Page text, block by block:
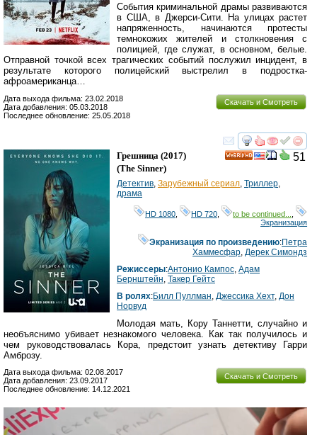
События криминальной драмы развиваются
в США, в Джерси-Сити. На улицах растет
напряженность, начинаются протесты
темнокожих жителей и столкновения с
полицией, где служат, в основном, белые.
Отправной точкой всех трагических событий послужил инцидент, в
результате которого полицейский выстрелил в подростка-
афроамериканца…
Скачать и Смотреть
Дата выхода фильма: 23.02.2018
Дата добавления: 05.03.2018
Последнее обновление: 25.05.2018
смотреть
51
Грешница (2017)
(The Sinner)
Детектив Зарубежный сериал Триллер
драма
HD 1080 HD 720 to be continued...
Экранизация
Экранизация по произведению:Петра
Хаммесфар Дерек Симондз
Режиссеры:Антонио Кампос Адам
Бернштейн Такер Гейтс
В ролях:Билл Пуллман Джессика Хехт, Дон
Норвуд
Молодая мать, Кору Таннетти, случайно и
необъяснимо убивает незнакомого человека. Как так получилось и
чем руководствовалась Кора, предстоит узнать детективу Гарри
Амброзу.
Скачать и Смотреть
Дата выхода фильма: 02.08.2017
Дата добавления: 23.09.2017
Последнее обновление: 14.12.2021